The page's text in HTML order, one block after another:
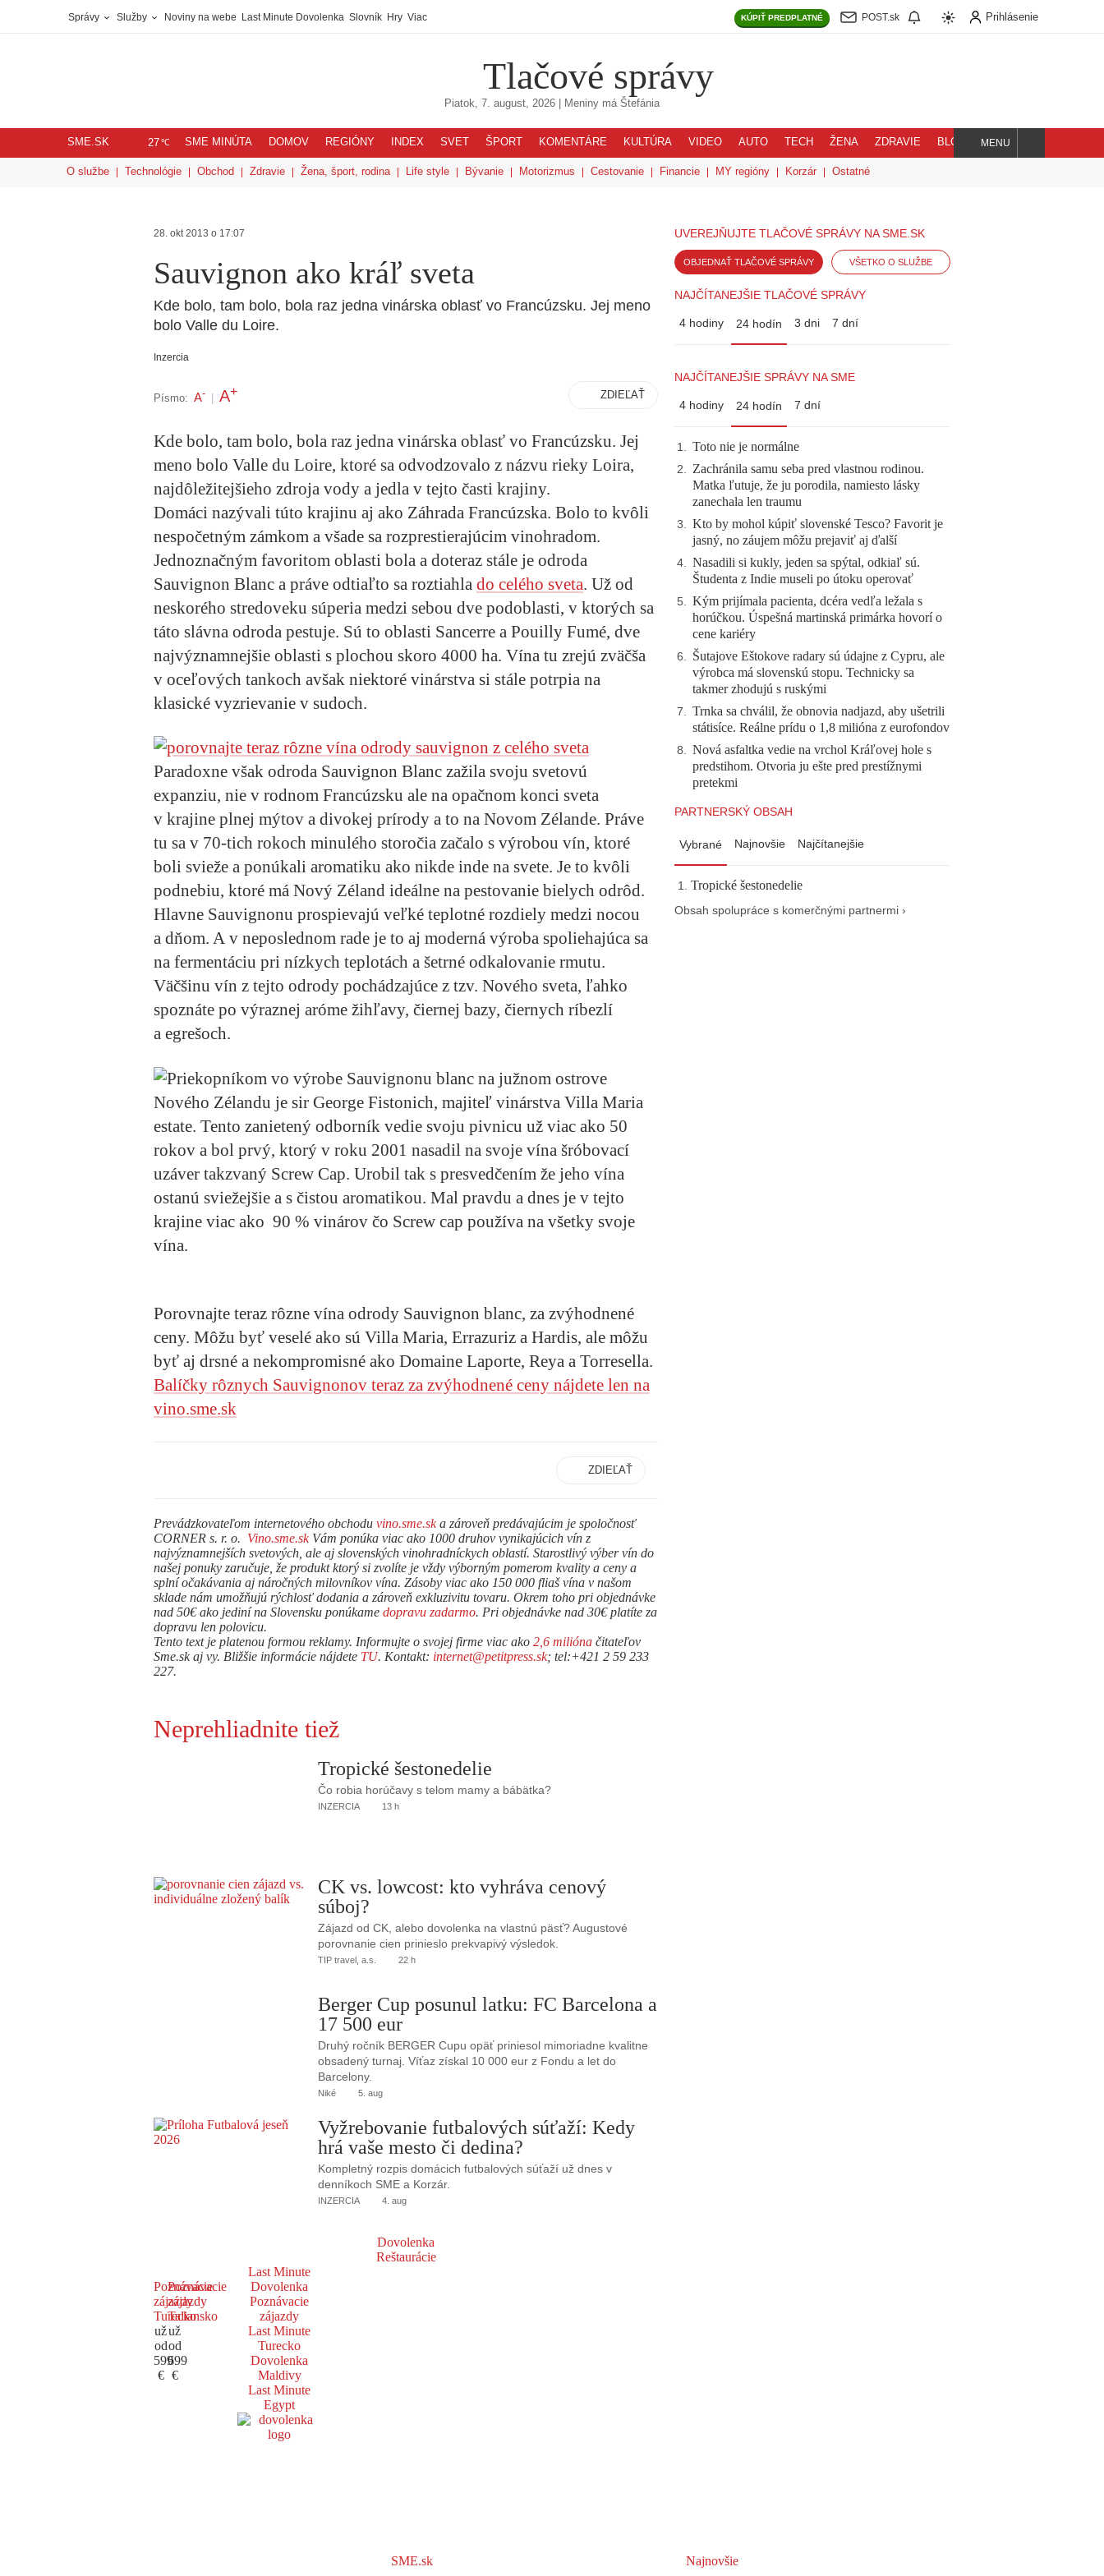
Správy Služby Noviny na webe Last Minute Dovolenka Slovník Hry Viac KÚPIŤ PREDPLATNÉ POST.sk Prihlásenie
Tlačové správy
Piatok, 7. august, 2026 | Meniny má Štefánia
SME.SK 27℃ SME MINÚTA DOMOV REGIÓNY INDEX SVET ŠPORT KOMENTÁRE KULTÚRA VIDEO AUTO TECH ŽENA ZDRAVIE BLOG
Hľadaj
MENU
O službe Technológie Obchod Zdravie Žena, šport, rodina Life style Bývanie Motorizmus Cestovanie Financie MY regióny Korzár Ostatné
28. okt 2013 o 17:07
Sauvignon ako kráľ sveta
Kde bolo, tam bolo, bola raz jedna vinárska oblasť vo Francúzsku. Jej meno
bolo Valle du Loire.
Inzercia
Písmo: A- A+ ZDIEĽAŤ
Kde bolo, tam bolo, bola raz jedna vinárska oblasť vo Francúzsku. Jej
meno bolo Valle du Loire, ktoré sa odvodzovalo z názvu rieky Loira,
najdôležitejšieho zdroja vody a jedla v tejto časti krajiny.
Domáci nazývali túto krajinu aj ako Záhrada Francúzska. Bolo to kvôli
nespočetným zámkom a všade sa rozprestierajúcim vinohradom.
Jednoznačným favoritom oblasti bola a doteraz stále je odroda
Sauvignon Blanc a práve odtiaľto sa roztiahla do celého sveta. Už od
neskorého stredoveku súperia medzi sebou dve podoblasti, v ktorých sa
táto slávna odroda pestuje. Sú to oblasti Sancerre a Pouilly Fumé, dve
najvýznamnejšie oblasti s plochou skoro 4000 ha. Vína tu zrejú zväčša
v oceľových tankoch avšak niektoré vinárstva si stále potrpia na
klasické vyzrievanie v sudoch.
Paradoxne však odroda Sauvignon Blanc zažila svoju svetovú
expanziu, nie v rodnom Francúzsku ale na opačnom konci sveta
v krajine plnej mýtov a divokej prírody a to na Novom Zélande. Práve
tu sa v 70-tich rokoch minulého storočia začalo s výrobou vín, ktoré
boli svieže a ponúkali aromatiku ako nikde inde na svete. Je to kvôli
podnebiu, ktoré má Nový Zéland ideálne na pestovanie bielych odrôd.
Hlavne Sauvignonu prospievajú veľké teplotné rozdiely medzi nocou
a dňom. A v neposlednom rade je to aj moderná výroba spoliehajúca sa
na fermentáciu pri nízkych teplotách a šetrné odkalovanie rmutu.
Väčšinu vín z tejto odrody pochádzajúce z tzv. Nového sveta, ľahko
spoznáte po výraznej aróme žihľavy, čiernej bazy, čiernych ríbezlí
a egrešoch.
Priekopníkom vo výrobe Sauvignonu blanc na južnom ostrove
Nového Zélandu je sir George Fistonich, majiteľ vinárstva Villa Maria
estate. Tento zanietený odborník vedie svoju pivnicu už viac ako 50
rokov a bol prvý, ktorý v roku 2001 nasadil na svoje vína šróbovací
uzáver takzvaný Screw Cap. Urobil tak s presvedčením že jeho vína
ostanú sviežejšie a s čistou aromatikou. Mal pravdu a dnes je v tejto
krajine viac ako 90 % vinárov čo Screw cap používa na všetky svoje
vína.
Porovnajte teraz rôzne vína odrody Sauvignon blanc, za zvýhodnené
ceny. Môžu byť veselé ako sú Villa Maria, Errazuriz a Hardis, ale môžu
byť aj drsné a nekompromisné ako Domaine Laporte, Reya a Torresella.
Balíčky rôznych Sauvignonov teraz za zvýhodnené ceny nájdete len na
vino.sme.sk
ZDIEĽAŤ
Prevádzkovateľom internetového obchodu vino.sme.ska zároveň predávajúcim je spoločnosť
CORNER s. r. o. Vino.sme.skVám ponúka viac ako 1000 druhov vynikajúcich vín z
najvýznamnejších svetových, ale aj slovenských vinohradníckych oblastí. Starostlivý výber vín do
našej ponuky zaručuje, že produkt ktorý si zvolíte je vždy výborným pomerom kvality a ceny a
splní očakávania aj náročných milovníkov vína. Zásoby viac ako 150 000 fliaš vína v našom
sklade nám umožňujú rýchlosť dodania a zároveň exkluzivitu tovaru. Okrem toho pri objednávke
nad 50€ ako jediní na Slovensku ponúkame dopravu zadarmo. Pri objednávke nad 30€ platíte za
dopravu len polovicu.
Tento text je platenou formou reklamy. Informujte o svojej firme viac ako 2,6 milióna čitateľov
Sme.sk aj vy. Bližšie informácie nájdete TU. Kontakt: internet@petitpress.sk; tel:+421 2 59 233
227.
UVEREJŇUJTE TLAČOVÉ SPRÁVY NA SME.SK
OBJEDNAŤ TLAČOVÉ SPRÁVY VŠETKO O SLUŽBE
NAJČÍTANEJŠIE TLAČOVÉ SPRÁVY
4 hodiny 24 hodín 3 dni 7 dní
NAJČÍTANEJŠIE SPRÁVY NA SME
4 hodiny 24 hodín 7 dní
1. Toto nie je normálne
2. Zachránila samu seba pred vlastnou rodinou.
Matka ľutuje, že ju porodila, namiesto lásky
zanechala len traumu
3. Kto by mohol kúpiť slovenské Tesco? Favorit je
jasný, no záujem môžu prejaviť aj ďalší
4. Nasadili si kukly, jeden sa spýtal, odkiaľ sú.
Študenta z Indie museli po útoku operovať
5. Kým prijímala pacienta, dcéra vedľa ležala s
horúčkou. Úspešná martinská primárka hovorí o
cene kariéry
6. Šutajove Eštokove radary sú údajne z Cypru, ale
výrobca má slovenskú stopu. Technicky sa
takmer zhodujú s ruskými
7. Trnka sa chválil, že obnovia nadjazd, aby ušetrili
státisíce. Reálne prídu o 1,8 milióna z eurofondov
8. Nová asfaltka vedie na vrchol Kráľovej hole s
predstihom. Otvoria ju ešte pred prestížnymi
pretekmi
PARTNERSKÝ OBSAH
Vybrané Najnovšie Najčítanejšie
Tropické šestonedelie
Obsah spolupráce s komerčnými partnermi ›
Neprehliadnite tiež
Tropické šestonedelie
Čo robia horúčavy s telom mamy a bábätka?
INZERCIA 13 h
CK vs. lowcost: kto vyhráva cenový
súboj?
Zájazd od CK, alebo dovolenka na vlastnú päsť? Augustové
porovnanie cien prinieslo prekvapivý výsledok.
TIP travel, a.s. 22 h
Berger Cup posunul latku: FC Barcelona a
17 500 eur
Druhý ročník BERGER Cupu opäť priniesol mimoriadne kvalitne
obsadený turnaj. Víťaz získal 10 000 eur z Fondu a let do
Barcelony.
Niké 5. aug
Vyžrebovanie futbalových súťaží: Kedy
hrá vaše mesto či dedina?
Kompletný rozpis domácich futbalových súťaží už dnes v
denníkoch SME a Korzár.
INZERCIA 4. aug
Dovolenka
Reštaurácie
Poznávacie
zájazdy
Turecko
už
od
599
€
Poznávacie
zájazdy
Taliansko
už
od
699
€
Last Minute
Dovolenka
Poznávacie
zájazdy
Last Minute
Turecko
Dovolenka
Maldivy
Last Minute
Egypt
SME.sk Najnovšie